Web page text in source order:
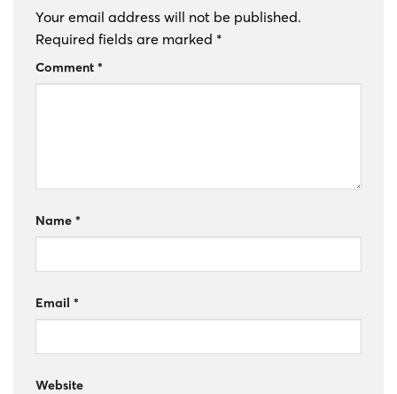
Your email address will not be published.
Required fields are marked *
Comment *
Name *
Email *
Website